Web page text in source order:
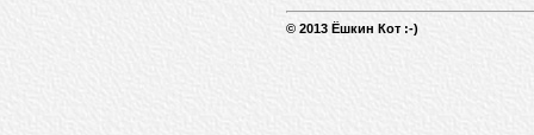
© 2013 Ёшкин Кот :-)